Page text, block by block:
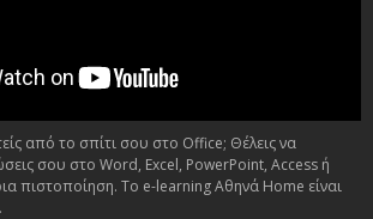
από το σπίτι σου στο Office; Θέλεις να
σου στο Word, Excel, PowerPoint, Access ή
πιστοποίηση. Το e-learning Αθηνά Home είναι